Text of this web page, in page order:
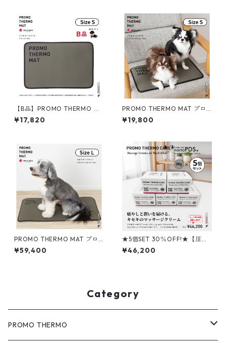
【B品】PROMO THERMO MA
T プロモサーモマット ブラッ
クシリカ Sサイズ
¥17,820
PROMO THERMO MAT プロ
モサーモマットブラックシリ
カ for ペット Sサイズ
¥19,800
PROMO THERMO MAT プロ
モサーモマット ブラックシリ
カ for ペット Lサイズ
¥59,400
★5個SET 30％OFF!★【圧倒
的な浸透力と大地の恵み】PR
OMO THERMO CARE マッサ
¥46,200
Category
PROMO THERMO